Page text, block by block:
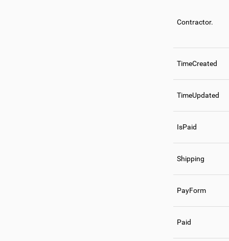
Contractor.
TimeCreated
TimeUpdated
IsPaid
Shipping
PayForm
Paid